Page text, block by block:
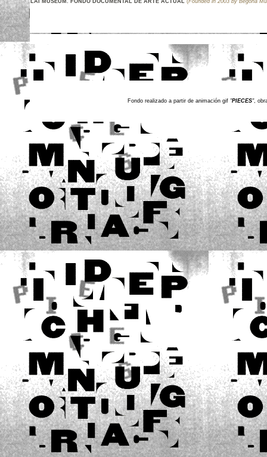
LAI MUSEUM . FONDO DOCUMENTAL DE ARTE ACTUAL (Founded in 2003 by Begoña
Fondo realizado a partir de animación gif"PIECES",